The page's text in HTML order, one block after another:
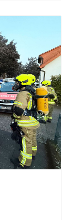
Next
und